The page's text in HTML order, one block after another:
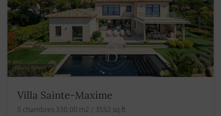
Villa Sainte-Maxime
5 chambres 330.00 m2 / 3552 sq ft